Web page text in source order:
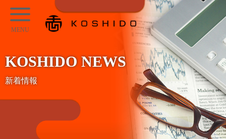
コ
ン
テ
ン
KOSHIDO
メ
ュ
ー
KOSHIDO NEWS
新着情報